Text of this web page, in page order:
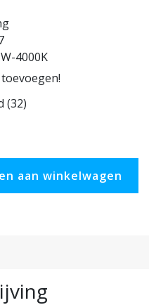
4000K
(32)
aan winkelwagen